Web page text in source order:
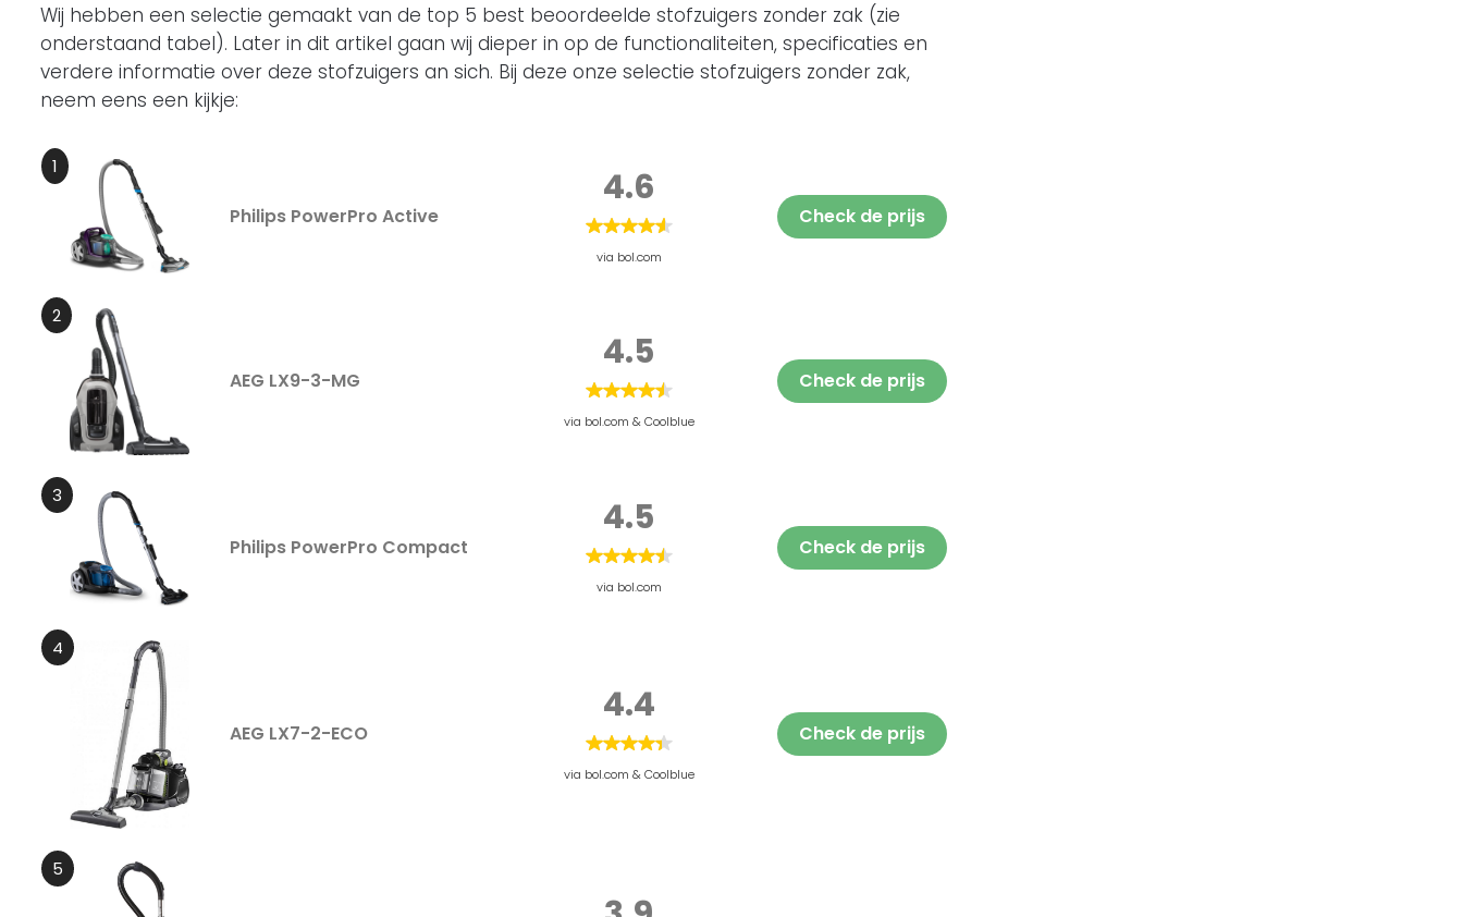
Wij hebben een selectie gemaakt van de top 5 best beoordeelde stofzuigers zonder zak (zie
onderstaand tabel). Later in dit artikel gaan wij dieper in op de functionaliteiten, specificaties en
verdere informatie over deze stofzuigers an sich. Bij deze onze selectie stofzuigers zonder zak,
neem eens een kijkje:
Philips PowerPro Active
4.6
via bol.com
Check de prijs
AEG LX9-3-MG
4.5
via bol.com & Coolblue
Check de prijs
Philips PowerPro Compact
4.5
via bol.com
Check de prijs
AEG LX7-2-ECO
4.4
via bol.com & Coolblue
Check de prijs